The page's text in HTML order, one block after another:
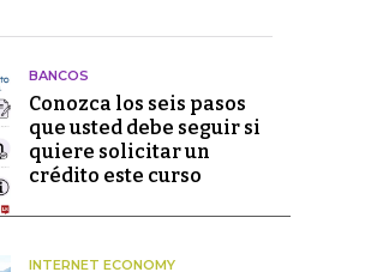
BANCOS
Conozca los seis pasos
que usted debe seguir si
quiere solicitar un
crédito este curso
INTERNET ECONOMY